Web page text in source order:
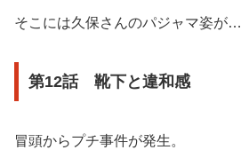
そこには久保さんのパジャマ姿が…
第12話 靴下と違和感
冒頭からプチ事件が発生。